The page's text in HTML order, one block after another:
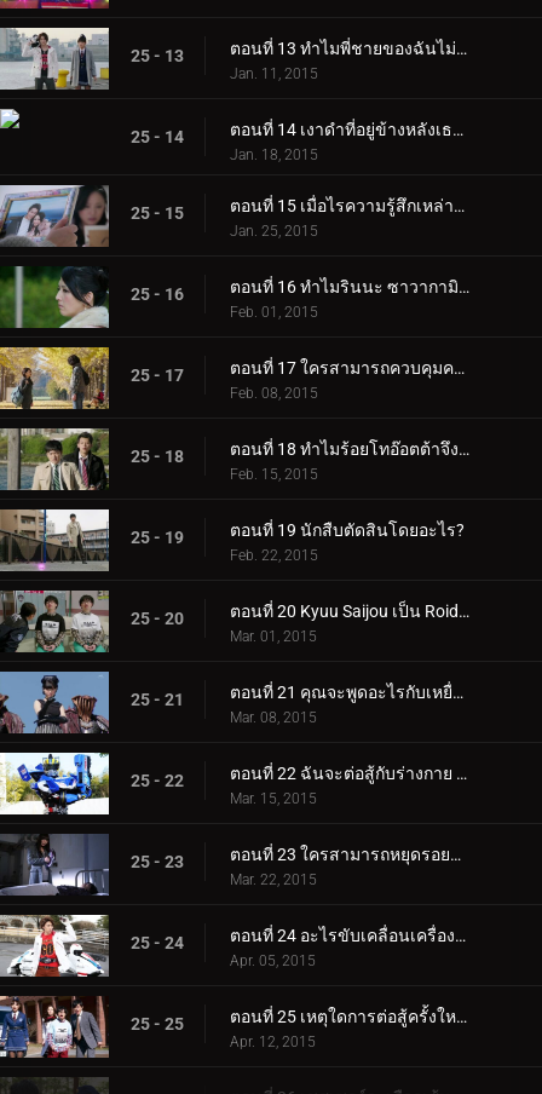
25 - 13 ตอนที่ 13 ทำไมพี่ชายของฉันไม่มีเบรก?
Jan. 11, 2015
25 - 14 ตอนที่ 14 เงาดำที่อยู่ข้างหลังเธอคือใคร?
Jan. 18, 2015
25 - 15 ตอนที่ 15 เมื่อไรความรู้สึกเหล่านั้นจะถูกบอกเล่า?
Jan. 25, 2015
25 - 16 ตอนที่ 16 ทำไมรินนะ ซาวากามิถึงประหม่า?
Feb. 01, 2015
25 - 17 ตอนที่ 17 ใครสามารถควบคุมความร้อนที่ตายแล้วได้?
Feb. 08, 2015
25 - 18 ตอนที่ 18 ทำไมร้อยโทอ๊อตต้าจึงตามเขาไป?
Feb. 15, 2015
25 - 19 ตอนที่ 19 นักสืบตัดสินโดยอะไร?
Feb. 22, 2015
25 - 20 ตอนที่ 20 Kyuu Saijou เป็น Roidmude นานแค่ไหนแล้ว?
Mar. 01, 2015
25 - 21 ตอนที่ 21 คุณจะพูดอะไรกับเหยื่อที่ไม่ปกติเหล่านี้?
Mar. 08, 2015
25 - 22 ตอนที่ 22 ฉันจะต่อสู้กับร่างกาย F1 ได้อย่างไร
Mar. 15, 2015
25 - 23 ตอนที่ 23 ใครสามารถหยุดรอยยิ้มซุกซนได้?
Mar. 22, 2015
25 - 24 ตอนที่ 24 อะไรขับเคลื่อนเครื่องจักรไปข้างหน้า?
Apr. 05, 2015
25 - 25 ตอนที่ 25 เหตุใดการต่อสู้ครั้งใหม่นี้จึงเริ่มต้นขึ้น?
Apr. 12, 2015